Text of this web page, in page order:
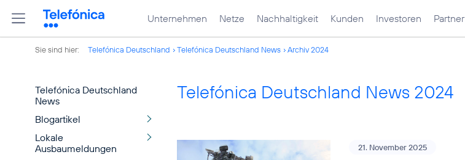
Unternehmen Netze Nachhaltigkeit Kunden Investoren Partner
Sie sind hier: Telefónica Deutschland Telefónica Deutschland News Archiv 2024
Telefónica Deutschland
News
Blogartikel
Lokale
Ausbaumeldungen
Telefónica Deutschland News 2024
21. November 2025